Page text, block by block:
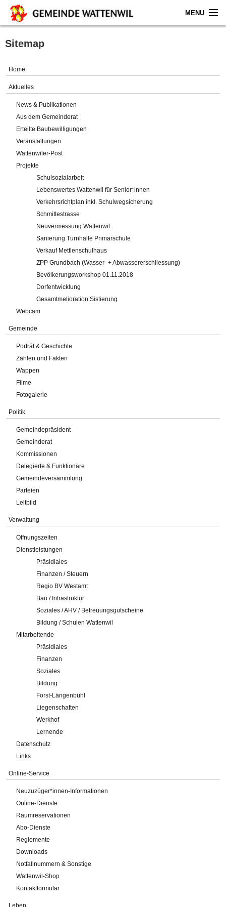
MENU
Home
Gemeinde
Verwaltung
Online-Service
Impressum
Sitemap
Home
Aktuelles
News & Publikationen
Aus dem Gemeinderat
Erteilte Baubewilligungen
Veranstaltungen
Wattenwiler-Post
Projekte
Schulsozialarbeit
Lebenswertes Wattenwil für Senior*innen
Verkehrsrichtplan inkl. Schulwegsicherung
Schmittestrasse
Neuvermessung Wattenwil
Sanierung Turnhalle Primarschule
Verkauf Mettlenschulhaus
ZPP Grundbach (Wasser- + Abwassererschliessung)
Bevölkerungsworkshop 01.11.2018
Dorfentwicklung
Gesamtmelioration Sistierung
Webcam
Gemeinde
Porträt & Geschichte
Zahlen und Fakten
Wappen
Filme
Fotogalerie
Politik
Gemeindepräsident
Gemeinderat
Kommissionen
Delegierte & Funktionäre
Gemeindeversammlung
Parteien
Leitbild
Verwaltung
Öffnungszeiten
Dienstleistungen
Präsidiales
Finanzen / Steuern
Regio BV Westamt
Bau / Infrastruktur
Soziales / AHV / Betreuungsgutscheine
Bildung / Schulen Wattenwil
Mitarbeitende
Präsidiales
Finanzen
Soziales
Bildung
Forst-Längenbühl
Liegenschaften
Werkhof
Lernende
Datenschutz
Links
Online-Service
Neuzuzüger*innen-Informationen
Online-Dienste
Raumreservationen
Abo-Dienste
Reglemente
Downloads
Notfallnummern & Sonstige
Wattenwil-Shop
Kontaktformular
Leben